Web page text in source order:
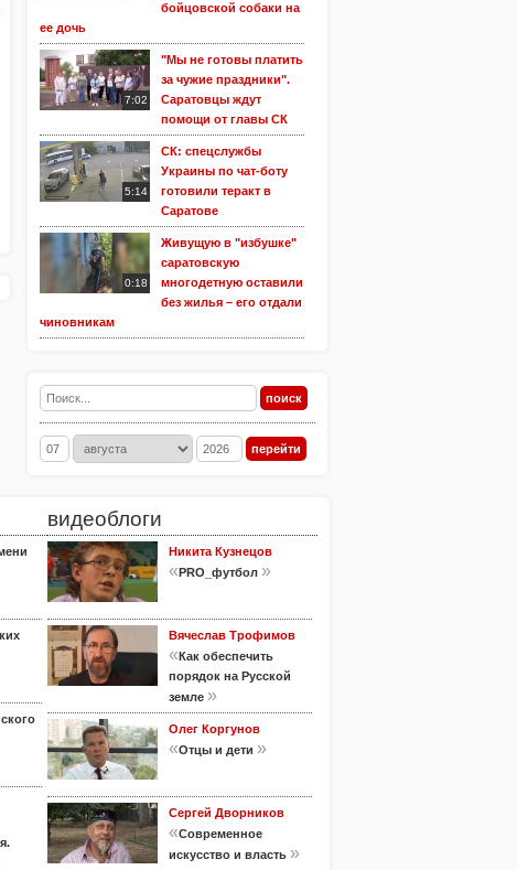
бойцовской собаки на
ее дочь
7:02
"Мы не готовы платить
за чужие праздники".
Саратовцы ждут
помощи от главы СК
5:14
СК: спецслужбы
Украины по чат-боту
готовили теракт в
Саратове
0:18
Живущую в "избушке"
саратовскую
многодетную оставили
без жилья – его отдали
чиновникам
видеоблоги
Никита Кузнецов
«PRO_футбол »
Вячеслав Трофимов
«Как обеспечить
порядок на Русской
земле »
Олег Коргунов
«Отцы и дети »
Сергей Дворников
«Современное
искусство и власть »